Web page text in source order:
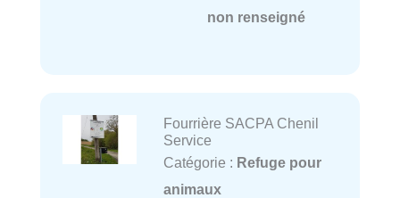
non renseigné
Fourrière SACPA Chenil
Service
Catégorie : Refuge pour
animaux